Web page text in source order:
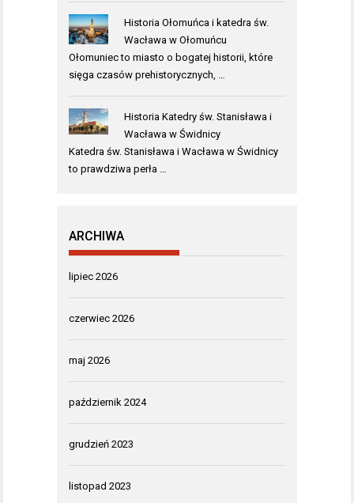
Historia Ołomuńca i katedra św.
Wacława w Ołomuńcu
Ołomuniec to miasto o bogatej historii, które
sięga czasów prehistorycznych, …
Historia Katedry św. Stanisława i
Wacława w Świdnicy
Katedra św. Stanisława i Wacława w Świdnicy
to prawdziwa perła …
ARCHIWA
lipiec 2026
czerwiec 2026
maj 2026
październik 2024
grudzień 2023
listopad 2023